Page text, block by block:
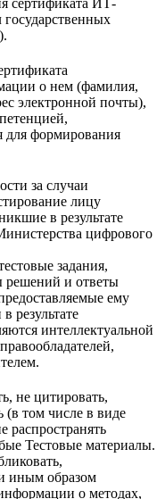
о нем (фамилия,
электронной почты),
для формирования
за случаи
лицу
в результате
цифрового
задания,
решений и ответы
ему
результате
интеллектуальной
не цитировать,
(в том числе в виде
распространять
Тестовые материалы.
иным образом
о методах,